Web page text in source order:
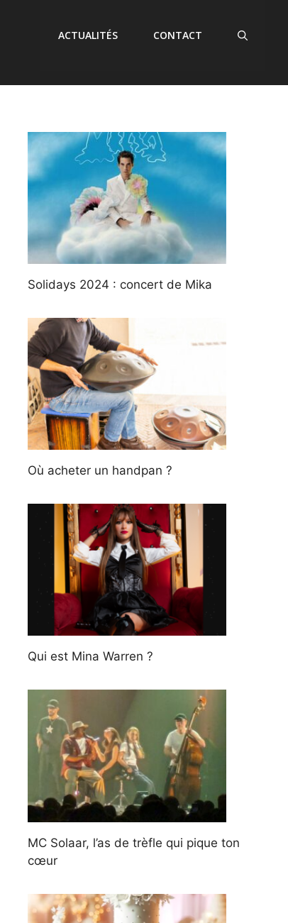
ACTUALITÉS CONTACT
Solidays 2024 : concert de Mika
Où acheter un handpan ?
Qui est Mina Warren ?
MC Solaar, l’as de trèfle qui pique ton
cœur